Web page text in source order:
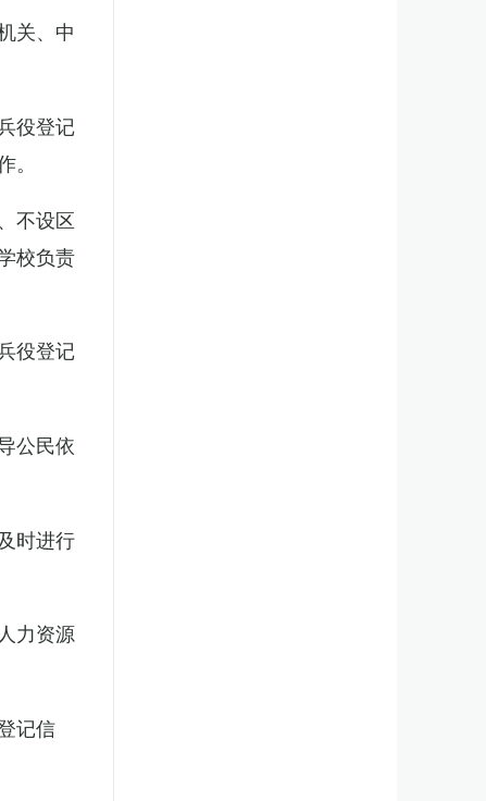
关、中
役登记
不设区
校负责
役登记
公民依
时进行
力资源
记信